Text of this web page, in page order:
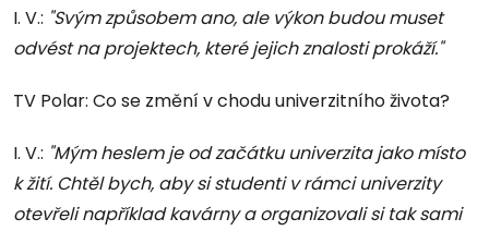
I. V.: "Svým způsobem ano, ale výkon budou muset
odvést na projektech, které jejich znalosti prokáží."
TV Polar: Co se změní v chodu univerzitního života?
I. V.: "Mým heslem je od začátku univerzita jako místo
k žití. Chtěl bych, aby si studenti v rámci univerzity
otevřeli například kavárny a organizovali si tak sami